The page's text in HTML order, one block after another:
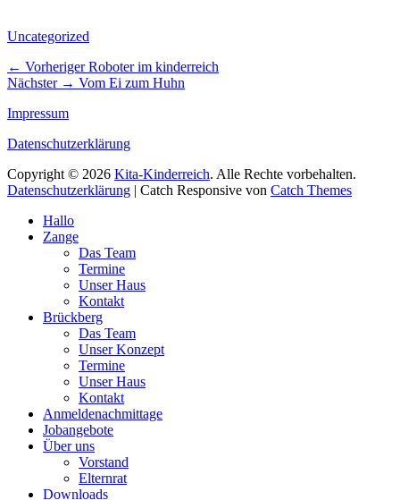
Kategorien
Uncategorized
Beitragsnavigation
← Vorheriger Vorheriger
Beitrag:
Roboter im kinderreich
Nächster → Nächster
Vom Ei zum Huhn
Impressum
Datenschutzerklärung
Copyright © 2026 Kita-Kinderreich. Alle Rechte vorbehalten.
Datenschutzerklärung | Catch Responsive von Catch Themes
oben
scrollen
Hallo
Zange
Das Team
Termine
Unser Haus
Kontakt
Brückberg
Das Team
Unser Konzept
Termine
Unser Haus
Kontakt
Anmeldenachmittage
Jobangebote
Über uns
Vorstand
Elternrat
Downloads